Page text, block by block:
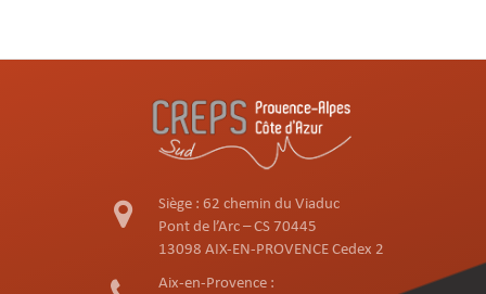
Siège : 62 chemin du Viaduc
Pont de l’Arc – CS 70445
13098 AIX-EN-PROVENCE Cedex 2
Aix-en-Provence :